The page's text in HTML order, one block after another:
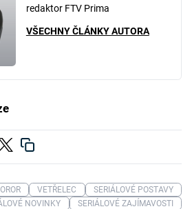
redaktor FTV Prima
VŠECHNY ČLÁNKY AUTORA
VETŘELEC
SERIÁLOVÉ POSTAVY
NOVINKY
SERIÁLOVÉ ZAJÍMAVOSTI